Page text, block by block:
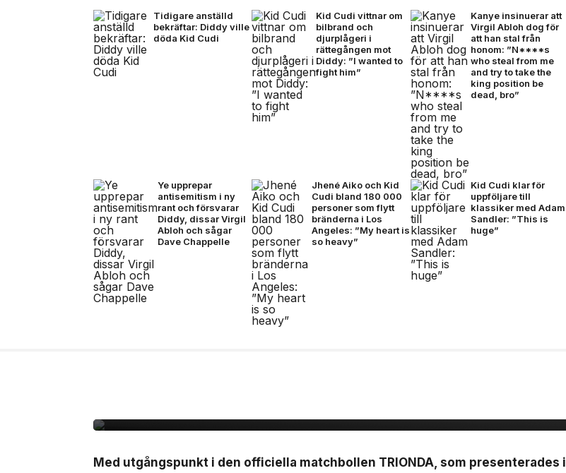
Tidigare anställd
bekräftar: Diddy ville
döda Kid Cudi
Kid Cudi vittnar om
bilbrand och
djurplågeri i
rättegången mot
Diddy: ”I wanted to
fight him”
Kanye insinuerar att
Virgil Abloh dog för
att han stal från
honom: ”N****s
who steal from me
and try to take the
king position be
dead, bro”
Ye upprepar
antisemitism i ny
rant och försvarar
Diddy, dissar Virgil
Abloh och sågar
Dave Chappelle
Jhené Aiko och Kid
Cudi bland 180 000
personer som flytt
bränderna i Los
Angeles: ”My heart is
so heavy”
Kid Cudi klar för
uppföljare till
klassiker med Adam
Sandler: ”This is
huge”
Med utgångspunkt i den officiella matchbollen TRIONDA, som presenterades i